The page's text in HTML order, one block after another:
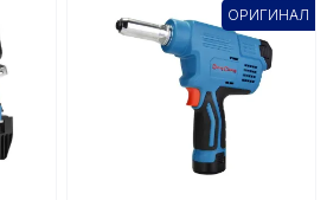
ОРИГИНАЛ